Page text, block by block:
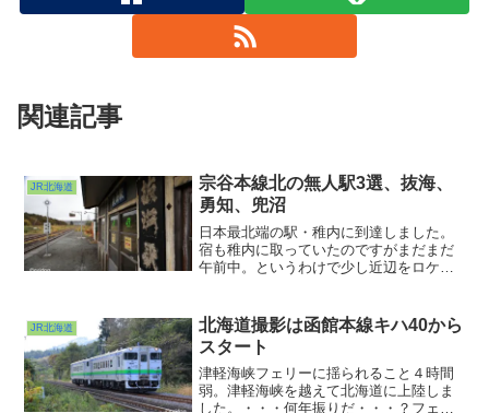
関連記事
JR北海道
宗谷本線北の無人駅3選、抜海、
勇知、兜沼
日本最北端の駅・稚内に到達しました。
宿も稚内に取っていたのですがまだまだ
午前中。というわけで少し近辺をロケハ
ありました。100周年の記念碑でした。
JR北海道
北海道撮影は函館本線キハ40から
スタート
津軽海峡フェリーに揺られること４時間
弱。津軽海峡を越えて北海道に上陸しま
した。・・・何年振りだ・・・？フェリ